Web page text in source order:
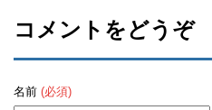
コメントをどうぞ
名前 (必須)